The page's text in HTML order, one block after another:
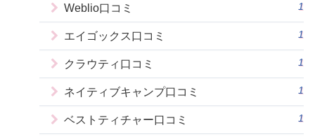
Weblio口コミ 1
エイゴックス口コミ 1
クラウティ口コミ 1
ネイティブキャンプ口コミ 1
ベストティチャー口コミ 1